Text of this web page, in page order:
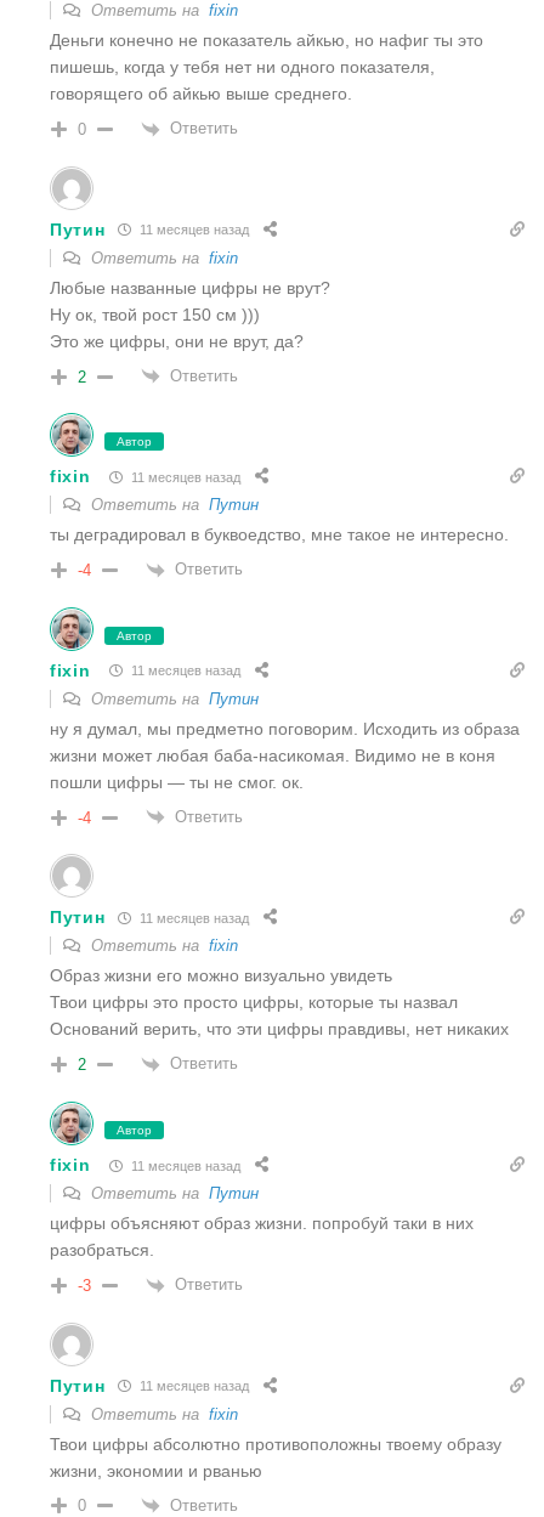
Ответить на fixin
Деньги конечно не показатель айкью, но нафиг ты это
пишешь, когда у тебя нет ни одного показателя,
говорящего об айкью выше среднего.
0 Ответить
Путин 11 месяцев назад
Ответить на fixin
Любые названные цифры не врут?
Ну ок, твой рост 150 см )))
Это же цифры, они не врут, да?
2 Ответить
Автор
fixin 11 месяцев назад
Ответить на Путин
ты деградировал в буквоедство, мне такое не интересно.
-4 Ответить
Автор
fixin 11 месяцев назад
Ответить на Путин
ну я думал, мы предметно поговорим. Исходить из образа
жизни может любая баба-насикомая. Видимо не в коня
пошли цифры — ты не смог. ок.
-4 Ответить
Путин 11 месяцев назад
Ответить на fixin
Образ жизни его можно визуально увидеть
Твои цифры это просто цифры, которые ты назвал
Оснований верить, что эти цифры правдивы, нет никаких
2 Ответить
Автор
fixin 11 месяцев назад
Ответить на Путин
цифры объясняют образ жизни. попробуй таки в них
разобраться.
-3 Ответить
Путин 11 месяцев назад
Ответить на fixin
Твои цифры абсолютно противоположны твоему образу
жизни, экономии и рванью
0 Ответить